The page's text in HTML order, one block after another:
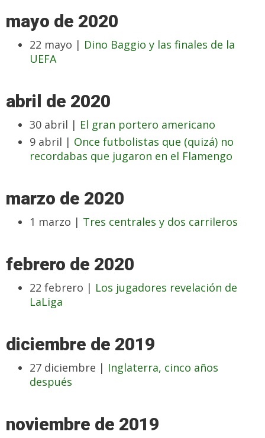
mayo de 2020
22 mayo | Dino Baggio y las finales de la
UEFA
abril de 2020
30 abril | El gran portero americano
9 abril | Once futbolistas que (quizá) no
recordabas que jugaron en el Flamengo
marzo de 2020
1 marzo | Tres centrales y dos carrileros
febrero de 2020
22 febrero | Los jugadores revelación de
LaLiga
diciembre de 2019
27 diciembre | Inglaterra, cinco años
después
noviembre de 2019